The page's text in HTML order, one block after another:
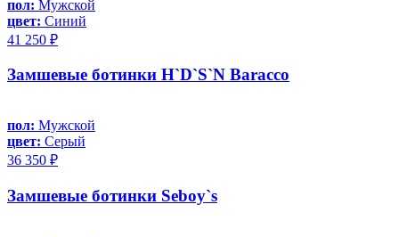
пол: Мужской
цвет: Синий
41 250 ₽
Замшевые ботинки H`D`S`N Baracco
пол: Мужской
цвет: Серый
36 350 ₽
Замшевые ботинки Seboy`s